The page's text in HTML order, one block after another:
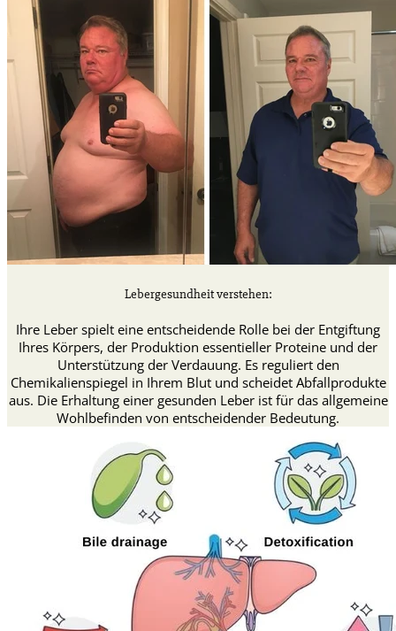
Lebergesundheit verstehen:
Ihre Leber spielt eine entscheidende Rolle bei der Entgiftung
Ihres Körpers, der Produktion essentieller Proteine und der
Unterstützung der Verdauung. Es reguliert den
Chemikalienspiegel in Ihrem Blut und scheidet Abfallprodukte
aus. Die Erhaltung einer gesunden Leber ist für das allgemeine
Wohlbefinden von entscheidender Bedeutung.